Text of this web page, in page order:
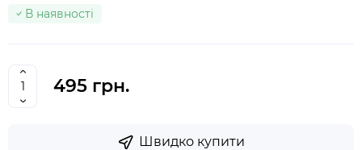
В наявності
495 грн.
Швидко купити